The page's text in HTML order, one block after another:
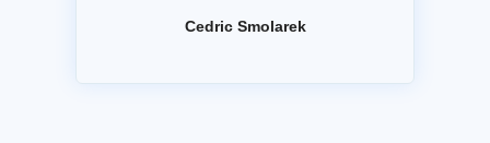
Cedric Smolarek